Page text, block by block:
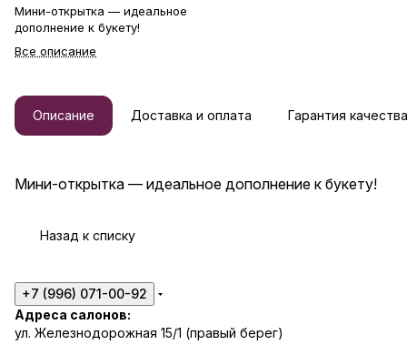
Мини-открытка — идеальное
дополнение к букету!
Все описание
Описание Доставка и оплата Гарантия качества
Мини-открытка — идеальное дополнение к букету!
Назад к списку
+7 (996) 071-00-92
Адреса салонов:
ул. Железнодорожная 15/1 (правый берег)